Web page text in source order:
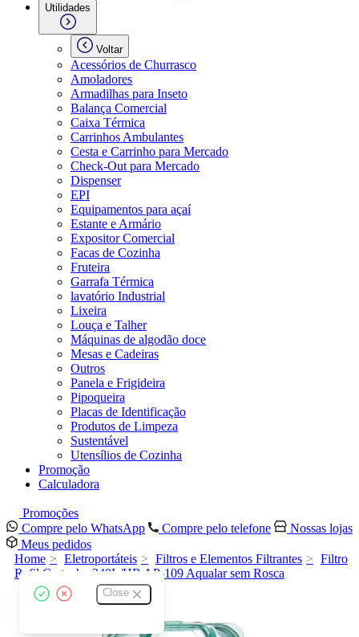
Utilidades
Voltar
Acessórios de Churrasco
Amoladores
Armadilhas para Inseto
Balança Comercial
Caixa Térmica
Carrinhos Ambulantes
Cesta e Carrinho para Mercado
Check-Out para Mercado
Dispenser
EPI
Equipamentos para açaí
Estante e Armário
Expositor Comercial
Facas de Cozinha
Fruteira
Garrafa Térmica
lavatório Industrial
Lixeira
Louça e Talher
Máquinas de algodão doce
Mesas e Cadeiras
Outros
Panela e Frigideira
Pipoqueira
Placas de Identificação
Produtos de Limpeza
Sustentável
Utensílios de Cozinha
Promoção
Calculadora
Promoções
Compre pelo WhatsApp
Compre pelo telefone
Nossas lojas
Meus pedidos
Close
Home Eletroportáteis Filtros e Elementos Filtrantes
Filtro
Refil Cartucho 340L/HR AP-109 Aqualar sem Rosca